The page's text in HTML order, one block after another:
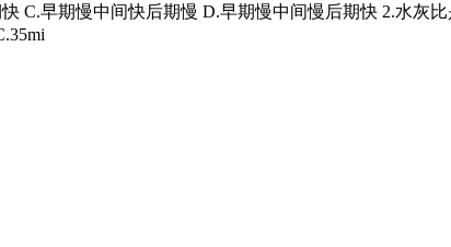
C.早期慢中间快后期慢 D.早期慢中间慢后期快 2.水灰